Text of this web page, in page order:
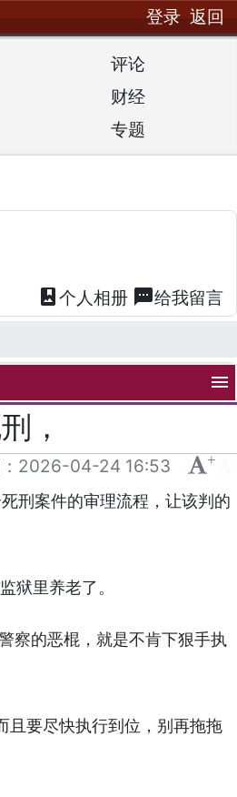
登录 返回
评论
财经
专题
photo_album 个人相册 textsms给我留言
menu
，
2026-04-24 16:53 +
刑案件的审理流程，让该判的
狱里养老了。
察的恶棍，就是不肯下狠手执
且要尽快执行到位，别再拖拖